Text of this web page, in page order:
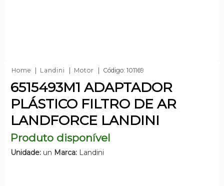
Home Landini Motor Código: 101169
6515493M1 ADAPTADOR
PLÁSTICO FILTRO DE AR
LANDFORCE LANDINI
Produto disponível
Unidade:un Marca:Landini